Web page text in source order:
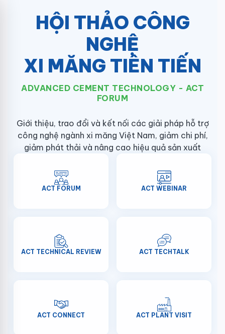
HỘI THẢO CÔNG
NGHỆ
XI MĂNG TIÊN TIẾN
ADVANCED CEMENT TECHNOLOGY - ACT
FORUM
Giới thiệu, trao đổi và kết nối các giải pháp hỗ trợ
công nghệ ngành xi măng Việt Nam, giảm chi phí,
giảm phát thải và nâng cao hiệu quả sản xuất
ACT FORUM ACT WEBINAR
ACT TECHNICAL REVIEW ACT TECHTALK
ACT CONNECT ACT PLANT VISIT